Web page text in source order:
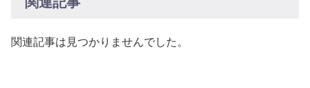
関連記事は見つかりませんでした。